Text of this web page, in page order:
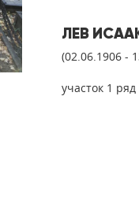
ЛЕВ
(02.06.1906 -
участок 1